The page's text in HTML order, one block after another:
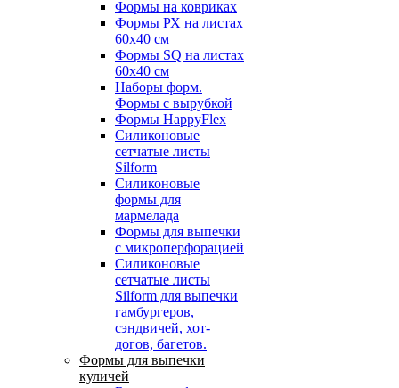
Формы на ковриках
Формы РХ на листах
60х40 см
Формы SQ на листах
60х40 см
Наборы форм.
Формы с вырубкой
Формы HappyFlex
Силиконовые
сетчатые листы
Silform
Силиконовые
формы для
мармелада
Формы для выпечки
с микроперфорацией
Силиконовые
сетчатые листы
Silform для выпечки
гамбургеров,
сэндвичей, хот-
догов, багетов.
Формы для выпечки
куличей